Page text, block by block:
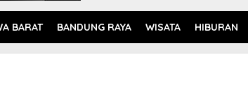
BARAT BANDUNG RAYA WISATA HIBURAN